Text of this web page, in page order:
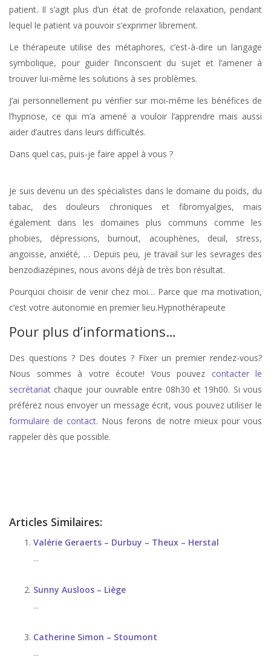
patient. Il s’agit plus d’un état de profonde relaxation, pendant
lequel le patient va pouvoir s’exprimer librement.
Le thérapeute utilise des métaphores, c’est-à-dire un langage
symbolique, pour guider l’inconscient du sujet et l’amener à
trouver lui-même les solutions à ses problèmes.
J’ai personnellement pu vérifier sur moi-même les bénéfices de
l’hypnose, ce qui m’a amené a vouloir l’apprendre mais aussi
aider d’autres dans leurs difficultés.
Dans quel cas, puis-je faire appel à vous ?
Je suis devenu un des spécialistes dans le domaine du poids, du
tabac, des douleurs chroniques et fibromyalgies, mais
également dans les domaines plus communs comme les
phobies, dépressions, burnout, acouphènes, deuil, stress,
angoisse, anxiété, … Depuis peu, je travail sur les sevrages des
benzodiazépines, nous avons déjà de très bon résultat.
Pourquoi choisir de venir chez moi… Parce que ma motivation,
c’est votre autonomie en premier lieu.Hypnothérapeute
Pour plus d’informations…
Des questions ? Des doutes ? Fixer un premier rendez-vous?
Nous sommes à votre écoute! Vous pouvez contacter le
secrétariat chaque jour ouvrable entre 08h30 et 19h00. Si vous
préférez nous envoyer un message écrit, vous pouvez utiliser le
formulaire de contact. Nous ferons de notre mieux pour vous
rappeler dès que possible.
Articles Similaires:
Valérie Geraerts – Durbuy – Theux – Herstal
...
Sunny Ausloos – Liège
...
Catherine Simon – Stoumont
...